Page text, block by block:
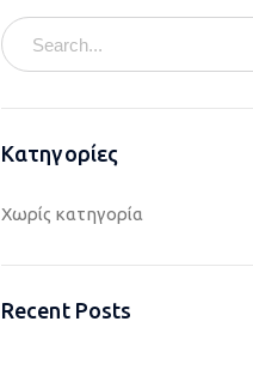
Kατηγορίες
Χωρίς κατηγορία
Recent Posts